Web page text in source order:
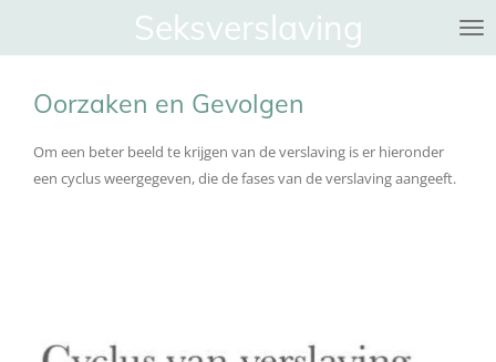
Seksverslaving
Oorzaken en Gevolgen
Om een beter beeld te krijgen van de verslaving is er hieronder
een cyclus weergegeven, die de fases van de verslaving aangeeft.